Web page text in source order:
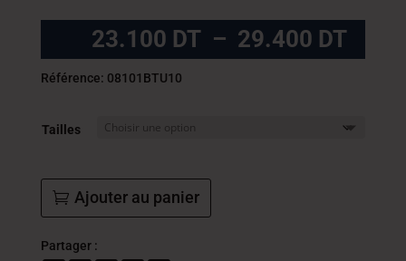
23.100 DT – 29.400 DT
de
DT
Référence: 08101BTU10
Tailles
Ajouter au panier
Partager :